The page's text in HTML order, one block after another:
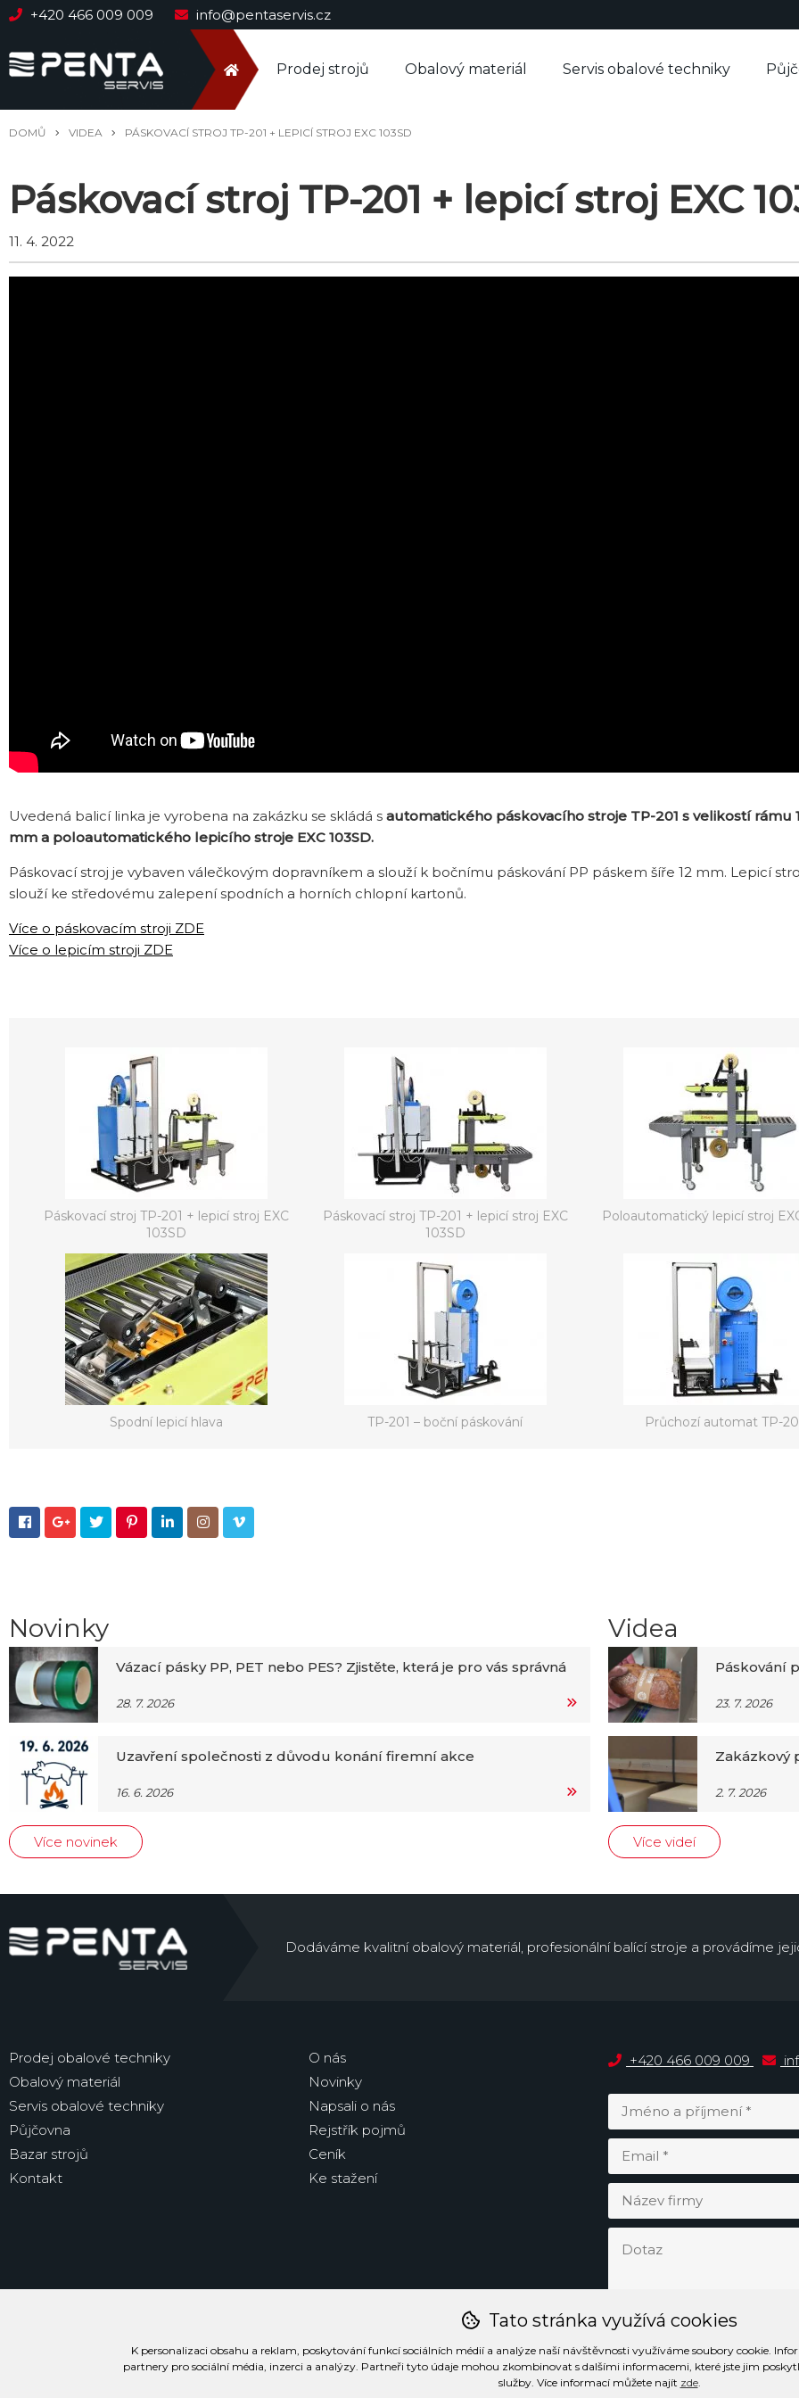
+420 466 009 009 info@pentaservis.cz
Prodej strojů Obalový materiál Servis obalové techniky
DOMŮ VIDEA PÁSKOVACÍ STROJ TP-201 + LEPICÍ STROJ EXC 103SD
Páskovací stroj TP-201 + lepicí stroj EXC
11. 4. 2022
Uvedená balicí linka je vyrobena na zakázku se skládá s automatického páskovacího stroje TP-201 s velikostí rámu
mm a poloautomatického lepicího stroje EXC 103SD.
Páskovací stroj je vybaven válečkovým dopravníkem a slouží k bočnímu páskování PP páskem šíře 12 mm. Lepicí
slouží ke středovému zalepení spodních a horních chlopní kartonů.
Více o páskovacím stroji ZDE
Více o lepicím stroji ZDE
Páskovací stroj TP-201 + lepicí stroj EXC
103SD
Páskovací stroj TP-201 + lepicí stroj EXC
103SD
Poloautomatický lepicí stroj
Spodní lepicí hlava TP-201 – boční páskování Průchozí automat TP-
      
Novinky
Vázací pásky PP, PET nebo PES? Zjistěte, která je pro vás správná
28. 7. 2026
Uzavření společnosti z důvodu konání firemní akce
16. 6. 2026
Více novinek
Videa
Páskování
23. 7. 2026
Zakázkový
2. 7. 2026
Více videí
Dodáváme kvalitní obalový materiál, profesionální balící stroje a provádíme
Prodej obalové techniky
Obalový materiál
Servis obalové techniky
Půjčovna
Bazar strojů
Kontakt
O nás
Novinky
Napsali o nás
Rejstřík pojmů
Ceník
Ke stažení
+420 466 009 009
Tato stránka využívá cookies
K personalizaci obsahu a reklam, poskytování funkcí sociálních médií a analýze naší návštěvnosti využíváme soubory cookie.
partnery pro sociální média, inzerci a analýzy. Partneři tyto údaje mohou zkombinovat s dalšími informacemi, které jste jim
služby. Více informací můžete najít zde.